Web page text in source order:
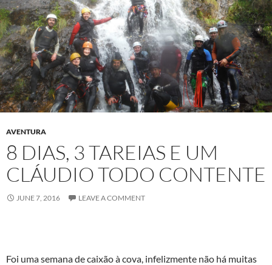
AVENTURA
8 DIAS, 3 TAREIAS E UM
CLÁUDIO TODO CONTENTE
JUNE 7, 2016 LEAVE A COMMENT
Foi uma semana de caixão à cova, infelizmente não há muitas